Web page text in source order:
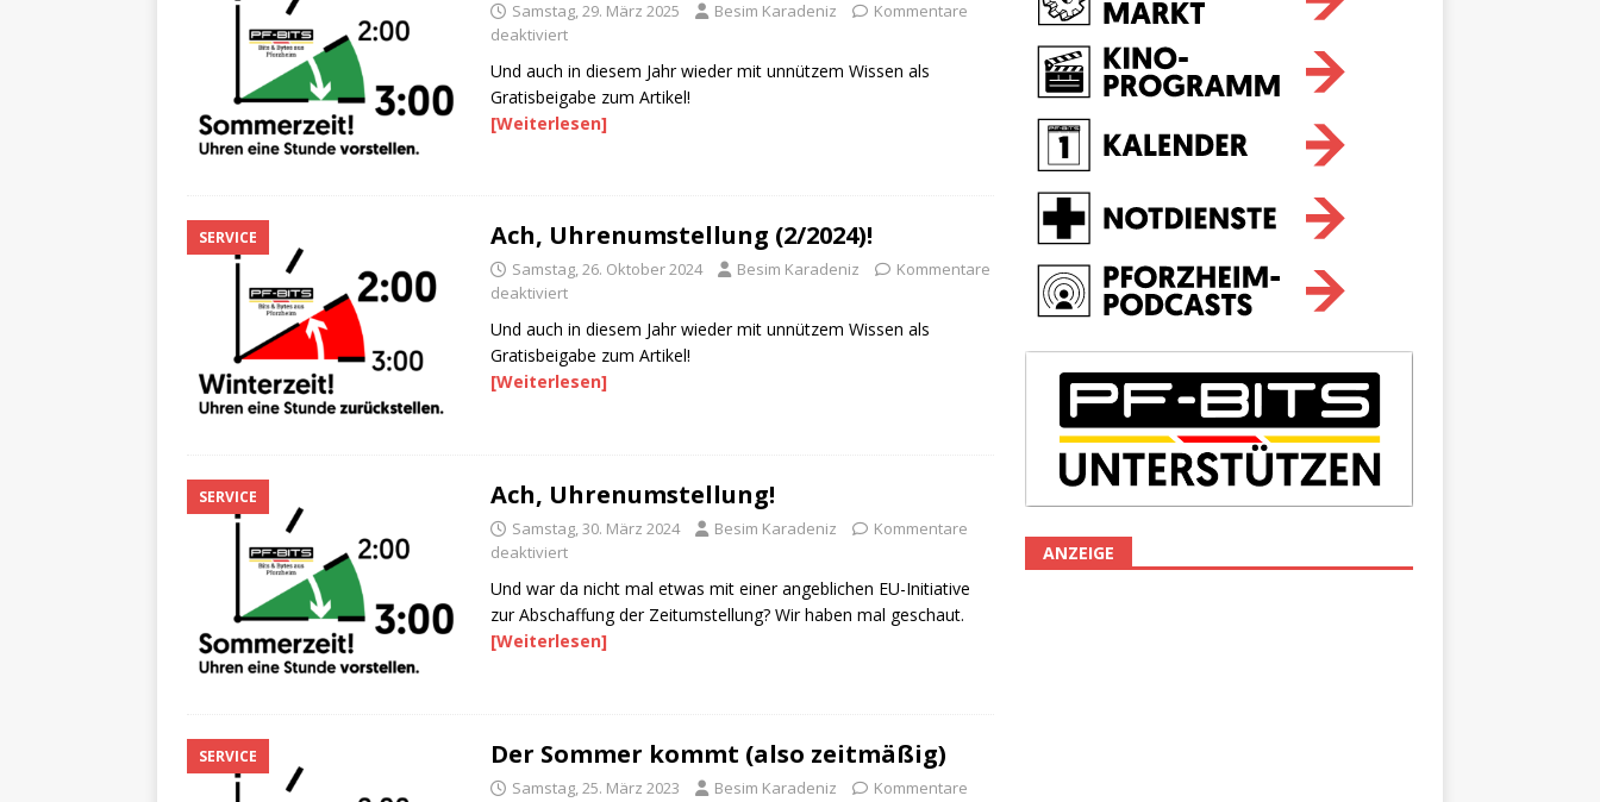
Samstag, 29. März 2025 Besim Karadeniz
Kommentare
deaktiviert
Und auch in diesem Jahr wieder mit unnützem Wissen als
Gratisbeigabe zum Artikel!
[Weiterlesen]
SERVICE Ach, Uhrenumstellung (2/2024)!
Samstag, 26. Oktober 2024 Besim Karadeniz
Kommentare
deaktiviert
Und auch in diesem Jahr wieder mit unnützem Wissen als
Gratisbeigabe zum Artikel!
[Weiterlesen]
SERVICE Ach, Uhrenumstellung!
Samstag, 30. März 2024 Besim Karadeniz
Kommentare
deaktiviert
Und war da nicht mal etwas mit einer angeblichen EU-Initiative
zur Abschaffung der Zeitumstellung? Wir haben mal geschaut.
[Weiterlesen]
SERVICE Der Sommer kommt (also zeitmäßig)
Samstag, 25. März 2023 Besim Karadeniz
Kommentare
ANZEIGE